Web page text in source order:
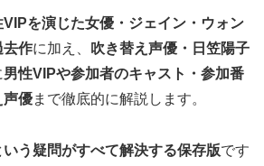
VIPを演じた女優・ジェイン・ウォン
去作に加え、
吹き替え声優・日笠陽子
男性VIPや参加者のキャスト・参加番
声優まで徹底的に解説します。
いう疑問がすべて解決する保存版です